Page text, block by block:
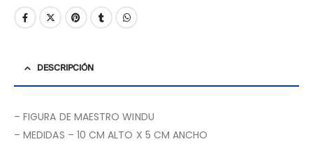
DESCRIPCIÓN
– FIGURA DE MAESTRO WINDU
– MEDIDAS – 10 CM ALTO X 5 CM ANCHO